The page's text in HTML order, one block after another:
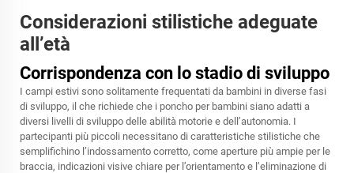
Considerazioni stilistiche adeguate
all’età
Corrispondenza con lo stadio di sviluppo
I campi estivi sono solitamente frequentati da bambini in diverse fasi
di sviluppo, il che richiede che i poncho per bambini siano adatti a
diversi livelli di sviluppo delle abilità motorie e dell’autonomia. I
partecipanti più piccoli necessitano di caratteristiche stilistiche che
semplifichino l’indossamento corretto, come aperture più ampie per le
braccia, indicazioni visive chiare per l’orientamento e l’eliminazione di